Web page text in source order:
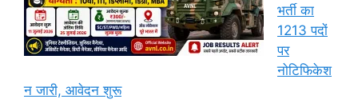
भर्ती का
1213 पदों
पर
नोटिफिकेश
न जारी, आवेदन शुरू